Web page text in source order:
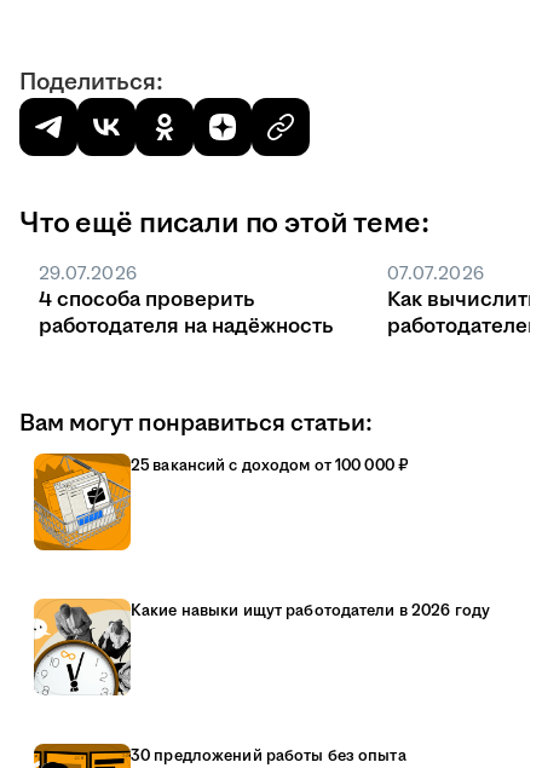
Поделиться:
Что ещё писали по этой теме:
29.07.2026
4 способа проверить
работодателя на надёжность
07.07.2026
Как вычислить
Вам могут понравиться статьи:
25 вакансий с доходом от 100 000 ₽
Какие навыки ищут работодатели в 2026 году
30 предложений работы без опыта